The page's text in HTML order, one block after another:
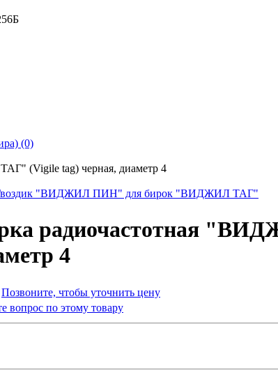
(0)
(Vigile tag) черная, диаметр 4
"ВИДЖИЛ ПИН" для бирок "ВИДЖИЛ ТАГ"
радиочастотная
4
Позвоните, чтобы уточнить цену
вопрос по этому товару